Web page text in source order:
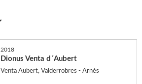
2018
Dionus Venta d´Aubert
Venta Aubert, Valderrobres - Arnés